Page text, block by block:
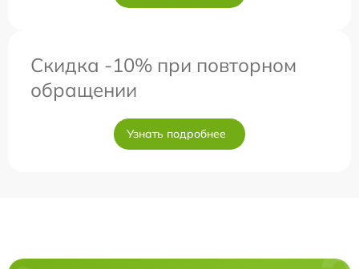
Скидка -10% при повторном
обращении
Узнать подробнее